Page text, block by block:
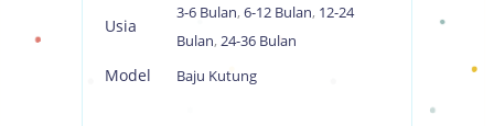
Usia
3-6 Bulan, 6-12 Bulan, 12-24
Bulan, 24-36 Bulan
Model Baju Kutung